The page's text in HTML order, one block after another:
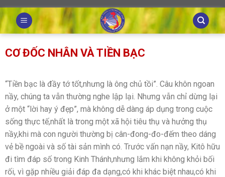
Skip
to
content
CƠ ĐỐC NHÂN VÀ TIỀN BẠC
“Tiền bạc là đầy tớ tốt,nhưng là ông chủ tồi”. Câu khôn ngoan
nầy, chúng ta vẫn thường nghe lập lại. Nhưng vẫn chỉ dừng lại
ở một “lời hay ý đẹp”, mà không dễ dàng áp dụng trong cuộc
sống thực tế,nhất là trong một xã hội tiêu thụ và hưởng thụ
nầy,khi mà con người thường bị cân-đong-đo-đếm theo dáng
vẻ bề ngoài và số tài sản mình có. Trước vấn nạn nầy, Kitô hữu
đi tìm đáp số trong Kinh Thánh,nhưng lắm khi không khỏi bối
rối, vì gặp nhiều giải đáp đa dạng,có khi khác biệt nhau,có khi